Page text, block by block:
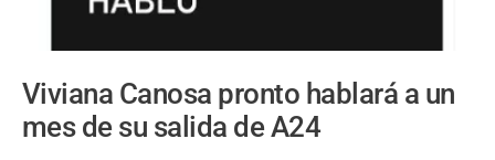
Viviana Canosa pronto hablará a un
mes de su salida de A24